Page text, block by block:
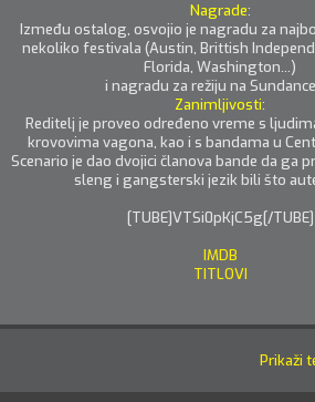
Nagrade:
Između ostalog, osvojio je nagradu za
nekoliko festivala (Austin, Brittish
Florida, Washington...)
i nagradu za režiju na
Zanimljivosti:
Reditelj je proveo određeno vreme s
krovovima vagona, kao i s bandama u
Scenario je dao dvojici članova bande da ga
sleng i gangsterski jezik bili što
[TUBE]VTSi0pKjC5g[/TUBE]
IMDB
TITLOVI
Prikaži